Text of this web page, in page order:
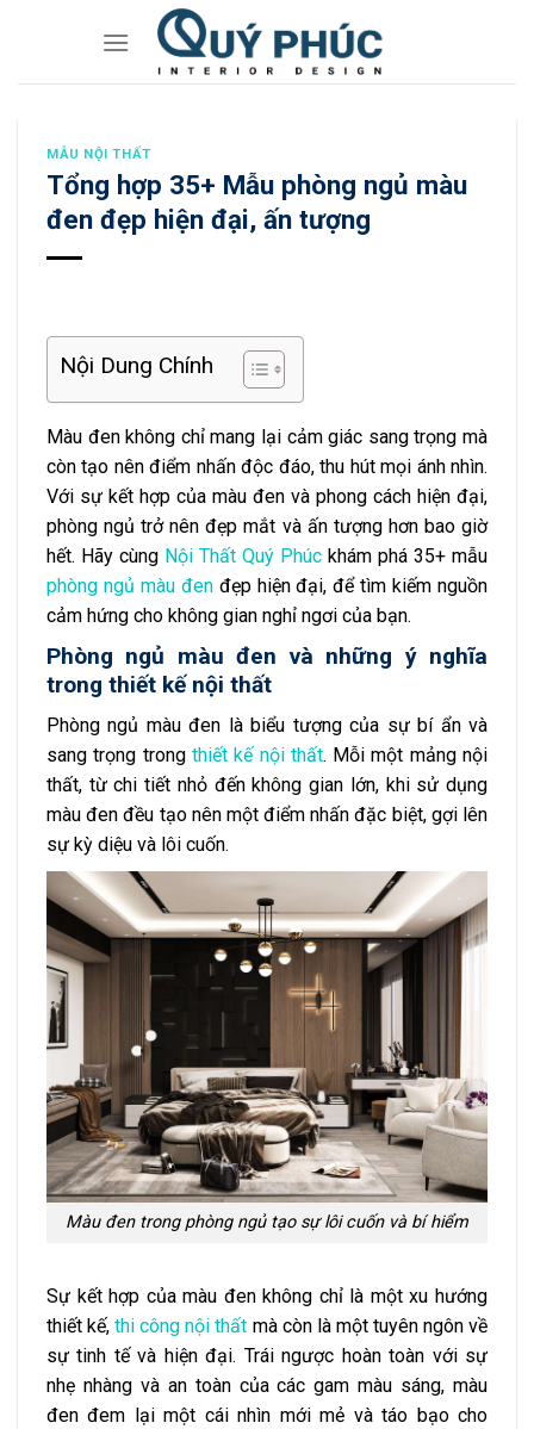
MẪU NỘI THẤT
Tổng hợp 35+ Mẫu phòng ngủ màu
đen đẹp hiện đại, ấn tượng
Nội Dung Chính
Màu đen không chỉ mang lại cảm giác sang trọng mà
còn tạo nên điểm nhấn độc đáo, thu hút mọi ánh nhìn.
Với sự kết hợp của màu đen và phong cách hiện đại,
phòng ngủ trở nên đẹp mắt và ấn tượng hơn bao giờ
hết. Hãy cùng Nội Thất Quý Phúc khám phá 35+ mẫu
phòng ngủ màu đenđẹp hiện đại, để tìm kiếm nguồn
cảm hứng cho không gian nghỉ ngơi của bạn.
Phòng ngủ màu đen và những ý nghĩa
trong thiết kế nội thất
Phòng ngủ màu đen là biểu tượng của sự bí ẩn và
sang trọng trong thiết kế nội thất. Mỗi một mảng nội
thất, từ chi tiết nhỏ đến không gian lớn, khi sử dụng
màu đen đều tạo nên một điểm nhấn đặc biệt, gợi lên
sự kỳ diệu và lôi cuốn.
Màu đen trong phòng ngủ tạo sự lôi cuốn và bí hiểm
Sự kết hợp của màu đen không chỉ là một xu hướng
thiết kế,thi công nội thất mà còn là một tuyên ngôn về
sự tinh tế và hiện đại. Trái ngược hoàn toàn với sự
nhẹ nhàng và an toàn của các gam màu sáng, màu
đen đem lại một cái nhìn mới mẻ và táo bạo cho